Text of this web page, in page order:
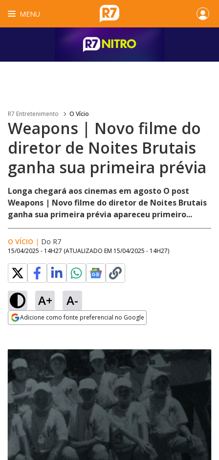
MENU
R7 Entretenimento O Vício
Weapons | Novo filme do
diretor de Noites Brutais
ganha sua primeira prévia
Longa chegará aos cinemas em agosto O post
Weapons | Novo filme do diretor de Noites Brutais
ganha sua primeira prévia apareceu primeiro...
O VÍCIO | Do R7
15/04/2025 - 14H27 (ATUALIZADO EM 15/04/2025 - 14H27)
A+ A-
Adicione como fonte preferencial no Google